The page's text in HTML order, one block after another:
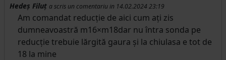
Hedeș Filuț a scris un comentariu in 14.02.2024 23:19
Am comandat reducție de aici cum ați zis
dumneavoastră m16×m18dar nu întra sonda pe
reducție trebuie lărgită gaura și la chiulasa e tot de
18 la mine